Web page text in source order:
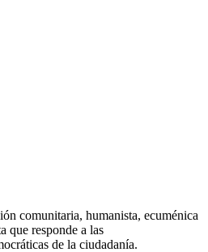
comunitaria, humanista, ecuménica
que responde a las
de la ciudadanía.